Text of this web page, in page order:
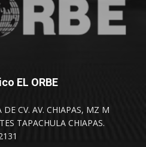
EL ORBE
CV. AV. CHIAPAS, MZ M
TAPACHULA CHIAPAS.